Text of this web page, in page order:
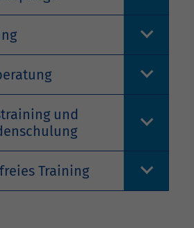
und
Training